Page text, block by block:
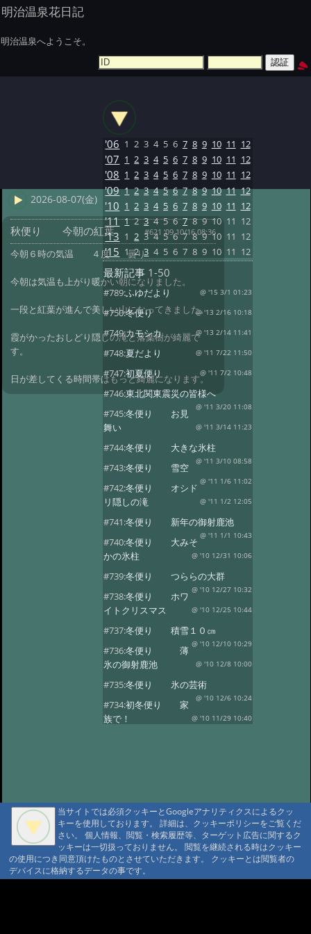
明治温泉花日記
明治温泉へようこそ。
2026-08-07(金)
秋便り 今朝の紅葉 #621 '09 10/16 08:36
今朝６時の気温 ４度 曇り
今朝は気温も上がり暖かい朝になりました。
一段と紅葉が進んで美しい山になってきました。
霞がかったおしどり隠しの滝と落葉樹が綺麗で
す。
日が差してくる時間帯はもっと綺麗になります。
'06 1 2 3 4 5 6 7 8 9 10 11 12
'07 1 2 3 4 5 6 7 8 9 10 11 12
'08 1 2 3 4 5 6 7 8 9 10 11 12
'09 1 2 3 4 5 6 7 8 9 10 11 12
'10 1 2 3 4 5 6 7 8 9 10 11 12
'11 1 2 3 4 5 6 7 8 9 10 11 12
'13 1 2 3 4 5 6 7 8 9 10 11 12
'15 1 2 3 4 5 6 7 8 9 10 11 12
最新記事 1-50
#789:ふゆだより @ '15 3/1 01:23
#750:冬便り @ '13 2/16 10:18
#749:カモシカ @ '13 2/14 11:41
#748:夏だより @ '11 7/22 11:50
#747:初夏便り @ '11 7/2 10:48
#746:東北関東震災の皆様へ
@ '11 3/20 11:08
#745:冬便り お見
舞い
@ '11 3/14 11:23
#744:冬便り 大きな氷柱
@ '11 3/10 08:58
#743:冬便り 雪空
@ '11 1/6 11:02
#742:冬便り オシド
リ隠しの滝
@ '11 1/2 12:05
#741:冬便り 新年の御射鹿池
@ '11 1/1 10:43
#740:冬便り 大みそ
かの氷柱
@ '10 12/31 10:06
#739:冬便り つららの大群
@ '10 12/27 10:32
#738:冬便り ホワ
イトクリスマス
@ '10 12/25 10:44
#737:冬便り 積雪１０㎝
@ '10 12/10 10:29
#736:冬便り 薄
氷の御射鹿池
@ '10 12/8 10:00
#735:冬便り 氷の芸術
@ '10 12/6 10:24
#734:初冬便り 家
族で！
@ '10 11/29 10:40
#730:初冬便り 御柱
@ '10 11/6 10:28
#729: 初冬便り 初
冠雪
@ '10 11/5 12:36
#728:初冬便り 哀愁
@ '10 11/3 10:13
当サイトでは必須クッキーとGoogleアナリティクスによるクッ
キーを使用しております。 詳細は、クッキーポリシーをご覧くだ
さい。 個人情報、閲覧・検索履歴等、ターゲット広告に関するク
ッキーは一切扱っておりません。 閲覧を継続される時はクッキー
の使用につき同意頂けたものとさせていただきます。 クッキーとは閲覧者の
デバイスに格納するデータの事です。